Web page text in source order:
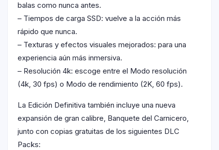
balas como nunca antes.
– Tiempos de carga SSD: vuelve a la acción más
rápido que nunca.
– Texturas y efectos visuales mejorados: para una
experiencia aún más inmersiva.
– Resolución 4k: escoge entre el Modo resolución
(4k, 30 fps) o Modo de rendimiento (2K, 60 fps).
La Edición Definitiva también incluye una nueva
expansión de gran calibre, Banquete del Carnicero,
junto con copias gratuitas de los siguientes DLC
Packs: